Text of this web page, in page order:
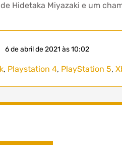
Hidetaka Miyazaki e um
6 de abril de 2021 às 10:02
, Playstation 4, PlayStation 5,